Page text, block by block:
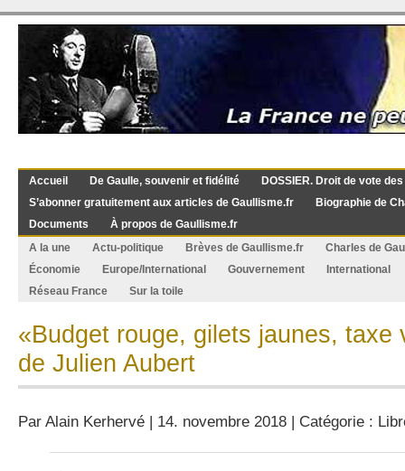
Accueil De Gaulle, souvenir et fidélité
DOSSIER. Droit de vote
S’abonner gratuitement aux articles de Gaullisme.fr
Biographie de
Documents
À propos de Gaullisme.fr
A la une
Actu-politique Brèves de Gaullisme.fr
Charles de
Économie
Europe/International Gouvernement
International
Réseau France
Sur la toile
«Budget rouge, gilets jaunes, taxe
de Julien Aubert
Par Alain Kerhervé | 14. novembre 2018 | Catégorie :